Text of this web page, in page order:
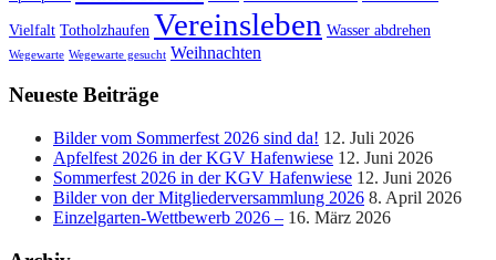
Vielfalt Totholzhaufen Vereinsleben Wasser abdrehen
Wegewarte Wegewarte gesucht Weihnachten
Neueste Beiträge
Bilder vom Sommerfest 2026 sind da! 12. Juli 2026
Apfelfest 2026 in der KGV Hafenwiese 12. Juni 2026
Sommerfest 2026 in der KGV Hafenwiese 12. Juni 2026
Bilder von der Mitgliederversammlung 2026 8. April 2026
Einzelgarten-Wettbewerb 2026 – 16. März 2026